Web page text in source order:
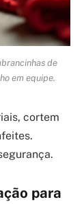
de
em equipe.
cortem
para